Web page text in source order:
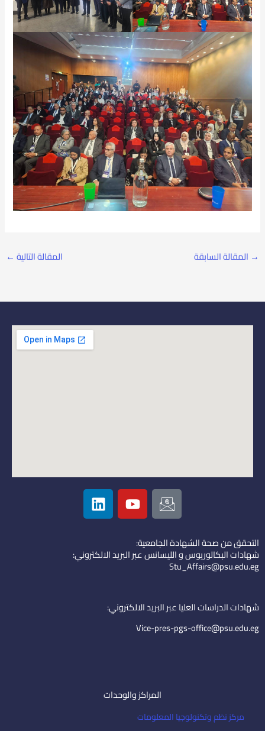
→ المقالة السابقة المقالة التالية ←
I
c
o
n
-
e
i
l
Y
o
u
u
b
L
i
n
e
d
التحقق من صحة الشهادة الجامعية:
شهادات البكالوريوس و الليسانس عبر البريد الالكتروني:
Stu_Affairs@psu.edu.eg
شهادات الدراسات العليا عبر البريد الالكتروني:
Vice-pres-pgs-office@psu.edu.eg
المراكز والوحدات
مركز نظم وتكنولوجيا المعلومات